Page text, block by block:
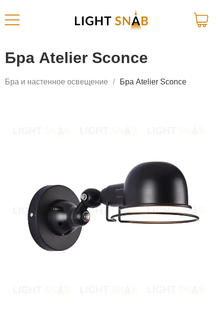
Бра Atelier Sconce
Бра и настенное освещение Бра Atelier Sconce